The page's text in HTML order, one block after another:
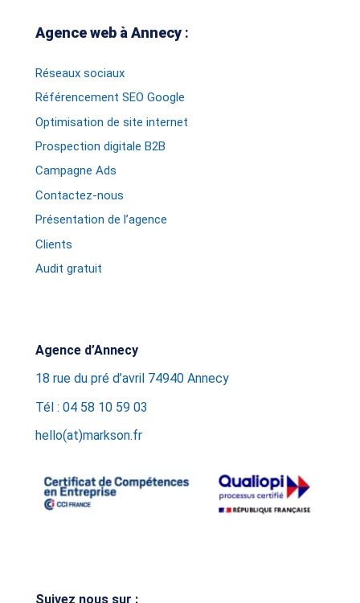
Agence web à Annecy :
Réseaux sociaux
Référencement SEO Google
Optimisation de site internet
Prospection digitale B2B
Campagne Ads
Contactez-nous
Présentation de l’agence
Clients
Audit gratuit
Agence d’Annecy
18 rue du pré d’avril 74940 Annecy
Tél : 04 58 10 59 03
hello(at)markson.fr
Suivez nous sur :